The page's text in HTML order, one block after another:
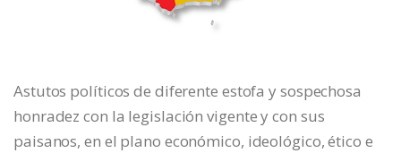
Astutos políticos de diferente estofa y sospechosa
honradez con la legislación vigente y con sus
paisanos, en el plano económico, ideológico, ético e